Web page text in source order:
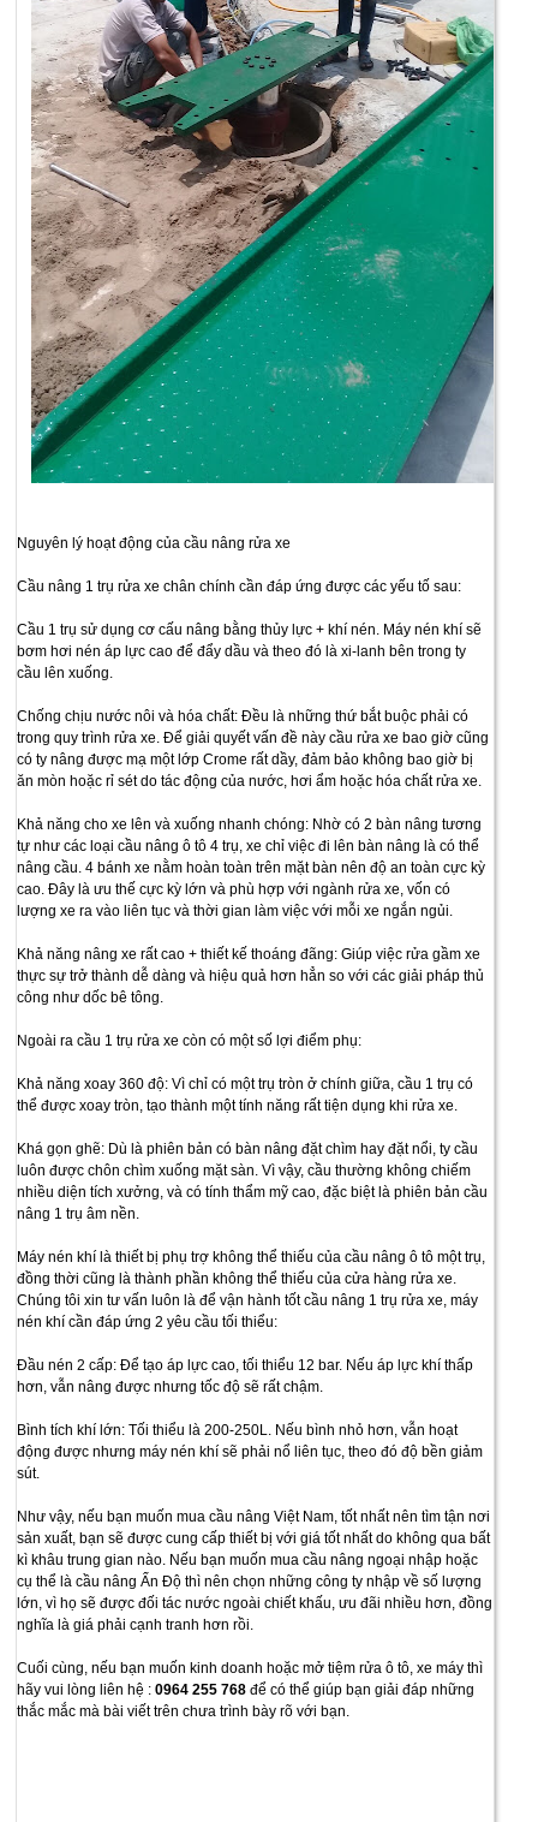
Nguyên lý hoạt động của cầu nâng rửa xe
Cầu nâng 1 trụ rửa xe chân chính cần đáp ứng được các yếu tố sau:
Cầu 1 trụ sử dụng cơ cấu nâng bằng thủy lực + khí nén. Máy nén khí sẽ
bơm hơi nén áp lực cao để đẩy dầu và theo đó là xi-lanh bên trong ty
cầu lên xuống.
Chống chịu nước nôi và hóa chất: Đều là những thứ bắt buộc phải có
trong quy trình rửa xe. Để giải quyết vấn đề này cầu rửa xe bao giờ cũng
có ty nâng được mạ một lớp Crome rất dầy, đảm bảo không bao giờ bị
ăn mòn hoặc rỉ sét do tác động của nước, hơi ẩm hoặc hóa chất rửa xe.
Khả năng cho xe lên và xuống nhanh chóng: Nhờ có 2 bàn nâng tương
tự như các loại cầu nâng ô tô 4 trụ, xe chỉ việc đi lên bàn nâng là có thể
nâng cầu. 4 bánh xe nằm hoàn toàn trên mặt bàn nên độ an toàn cực kỳ
cao. Đây là ưu thế cực kỳ lớn và phù hợp với ngành rửa xe, vốn có
lượng xe ra vào liên tục và thời gian làm việc với mỗi xe ngắn ngủi.
Khả năng nâng xe rất cao + thiết kế thoáng đãng: Giúp việc rửa gầm xe
thực sự trở thành dễ dàng và hiệu quả hơn hẳn so với các giải pháp thủ
công như dốc bê tông.
Ngoài ra cầu 1 trụ rửa xe còn có một số lợi điểm phụ:
Khả năng xoay 360 độ: Vì chỉ có một trụ tròn ở chính giữa, cầu 1 trụ có
thể được xoay tròn, tạo thành một tính năng rất tiện dụng khi rửa xe.
Khá gọn ghẽ: Dù là phiên bản có bàn nâng đặt chìm hay đặt nổi, ty cầu
luôn được chôn chìm xuống mặt sàn. Vì vậy, cầu thường không chiếm
nhiều diện tích xưởng, và có tính thẩm mỹ cao, đặc biệt là phiên bản cầu
nâng 1 trụ âm nền.
Máy nén khí là thiết bị phụ trợ không thể thiếu của cầu nâng ô tô một trụ,
đồng thời cũng là thành phần không thể thiếu của cửa hàng rửa xe.
Chúng tôi xin tư vấn luôn là để vận hành tốt cầu nâng 1 trụ rửa xe, máy
nén khí cần đáp ứng 2 yêu cầu tối thiểu:
Đầu nén 2 cấp: Để tạo áp lực cao, tối thiểu 12 bar. Nếu áp lực khí thấp
hơn, vẫn nâng được nhưng tốc độ sẽ rất chậm.
Bình tích khí lớn: Tối thiểu là 200-250L. Nếu bình nhỏ hơn, vẫn hoạt
động được nhưng máy nén khí sẽ phải nổ liên tục, theo đó độ bền giảm
sút.
Như vậy, nếu bạn muốn mua cầu nâng Việt Nam, tốt nhất nên tìm tận nơi
sản xuất, bạn sẽ được cung cấp thiết bị với giá tốt nhất do không qua bất
kì khâu trung gian nào. Nếu bạn muốn mua cầu nâng ngoại nhập hoặc
cụ thể là cầu nâng Ấn Độ thì nên chọn những công ty nhập về số lượng
lớn, vì họ sẽ được đối tác nước ngoài chiết khấu, ưu đãi nhiều hơn, đồng
nghĩa là giá phải cạnh tranh hơn rồi.
Cuối cùng, nếu bạn muốn kinh doanh hoặc mở tiệm rửa ô tô, xe máy thì
hãy vui lòng liên hệ :0964 255 768 để có thể giúp bạn giải đáp những
thắc mắc mà bài viết trên chưa trình bày rõ với bạn.